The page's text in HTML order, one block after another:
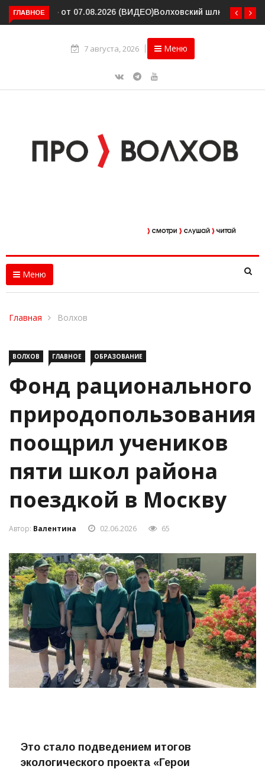
ГЛАВНОЕ Волховский шлюз отметил вековой юбилей
7 августа, 2026 Меню
Меню
Главная Волхов
ВОЛХОВ ГЛАВНОЕ ОБРАЗОВАНИЕ
Фонд рационального
природопользования
поощрил учеников
пяти школ района
поездкой в Москву
Автор: Валентина 02.06.2026 65
Это стало подведением итогов
экологического проекта «Герои